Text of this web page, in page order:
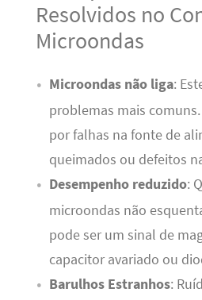
Resolvidos no
Microondas
Microondas não liga:
problemas mais
por falhas na fonte de
queimados ou defeitos
Desempenho reduzido:
microondas não
pode ser um sinal de
capacitor avariado ou
Barulhos Estranhos: